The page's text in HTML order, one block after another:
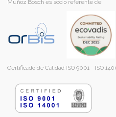
Muñoz Bosch es socio referente de
Certificado de Calidad ISO 9001 - ISO